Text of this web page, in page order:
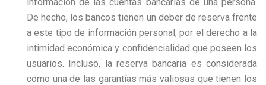
De hecho, los bancos tienen un deber de reserva frente
a este tipo de información personal, por el derecho a la
intimidad económica y confidencialidad que poseen los
usuarios. Incluso, la reserva bancaria es considerada
como una de las garantías más valiosas que tienen los